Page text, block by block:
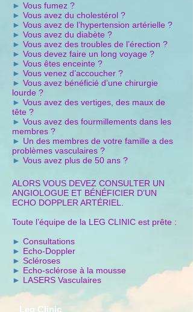
► Vous fumez ?
► Vous avez du cholestérol ?
► Vous avez de l’hypertension artérielle ?
► Vous avez du diabète ?
► Vous avez des troubles de l’érection ?
► Vous devez faire un long voyage ?
► Vous êtes enceinte ?
► Vous venez d’accoucher ?
► Vous avez bénéficié d’une chirurgie
lourde ?
► Vous avez des vertiges, des maux de
tête ?
► Vous avez des fourmillements dans les
membres ?
► Un des membres de votre famille a des
problèmes vasculaires ?
► Vous avez plus de 50 ans ?
ALORS VOUS DEVEZ CONSULTER UN
ANGIOLOGUE ET BÉNÉFICIER D’UN
ECHO DOPPLER ARTÉRIEL.
Toute l’équipe de la LEG CLINIC est prête :
► Consultations
► Echo-Doppler
► Scléroses
► Echo-sclérose à la mousse
► LASERS Vasculaires
Leg Clinic